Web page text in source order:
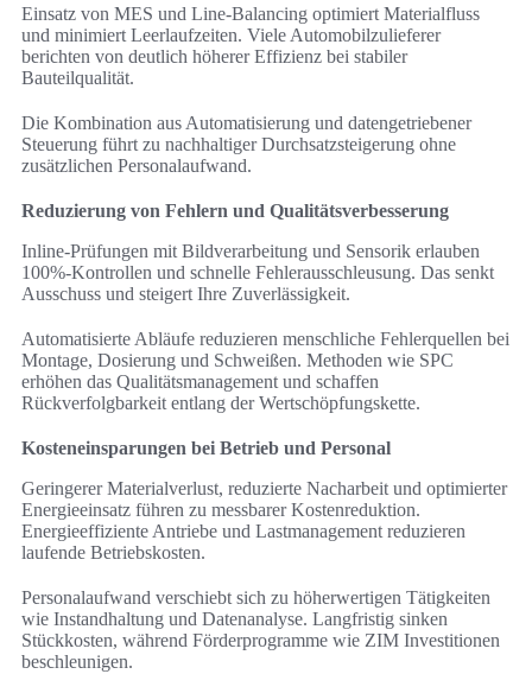
Einsatz von MES und Line-Balancing optimiert Materialfluss
und minimiert Leerlaufzeiten. Viele Automobilzulieferer
berichten von deutlich höherer Effizienz bei stabiler
Bauteilqualität.
Die Kombination aus Automatisierung und datengetriebener
Steuerung führt zu nachhaltiger Durchsatzsteigerung ohne
zusätzlichen Personalaufwand.
Reduzierung von Fehlern und Qualitätsverbesserung
Inline-Prüfungen mit Bildverarbeitung und Sensorik erlauben
100%-Kontrollen und schnelle Fehlerausschleusung. Das senkt
Ausschuss und steigert Ihre Zuverlässigkeit.
Automatisierte Abläufe reduzieren menschliche Fehlerquellen bei
Montage, Dosierung und Schweißen. Methoden wie SPC
erhöhen das Qualitätsmanagement und schaffen
Rückverfolgbarkeit entlang der Wertschöpfungskette.
Kosteneinsparungen bei Betrieb und Personal
Geringerer Materialverlust, reduzierte Nacharbeit und optimierter
Energieeinsatz führen zu messbarer Kostenreduktion.
Energieeffiziente Antriebe und Lastmanagement reduzieren
laufende Betriebskosten.
Personalaufwand verschiebt sich zu höherwertigen Tätigkeiten
wie Instandhaltung und Datenanalyse. Langfristig sinken
Stückkosten, während Förderprogramme wie ZIM Investitionen
beschleunigen.